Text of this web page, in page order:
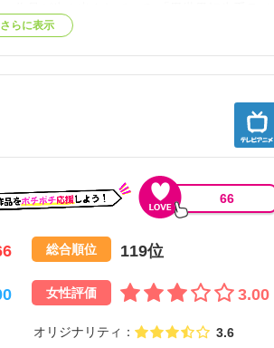
品であり、幅広いファンを獲得している当ジ
に引きこもってゲームやネットに明け暮れる
に遭い死亡…したと思った次の瞬間、剣と魔
、前世の記憶と後悔を糧に、出会いや試練に
」姿と壮大な冒険が描かれる大河ファンタジ
定！【公式サイト他参照】
さらに表示
66
総合順位 119位
女性評価 3.00
オリジナリティ
3.6